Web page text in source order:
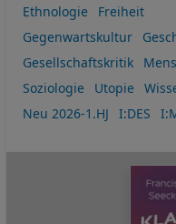
Ethnologie
Freiheit
Gegenwartskultur
Gesellschaftskritik
Soziologie
Utopie
Neu 2026-1.HJ
I:DES